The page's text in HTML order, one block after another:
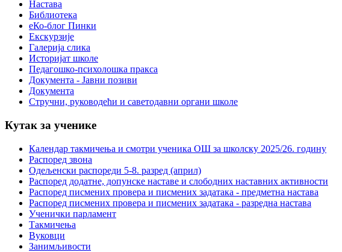
Настава
Библиотека
еКо-блог Пинки
Екскурзије
Галерија слика
Историјат школе
Педагошко-психолошка пракса
Документа - Јавни позиви
Документа
Стручни, руководећи и саветодавни органи школе
Кутак за ученике
Календар такмичења и смотри ученика ОШ за школску 2025/26. годину
Распоред звона
Одељенски распореди 5-8. разред (април)
Распоред додатне, допунске наставе и слободних наставних активности
Распоред писмених провера и писмених задатака - предметна настава
Распоред писмених провера и писмених задатака - разредна настава
Ученички парламент
Такмичења
Вуковци
Занимљивости